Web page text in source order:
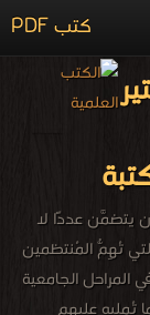
كتب PDF
يتضمَّن عددًا لا
تُهِمُّ المُنتظمين
المراحل الجامعية